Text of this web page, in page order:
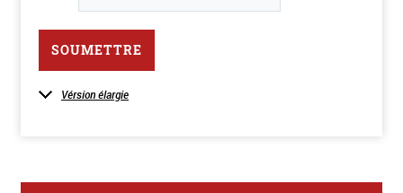
SOUMETTRE
Vérsion élargie